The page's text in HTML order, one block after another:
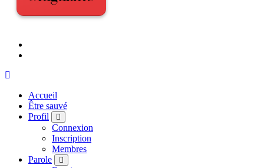
Accueil
Être sauvé
Profil
Connexion
Inscription
Membres
Parole